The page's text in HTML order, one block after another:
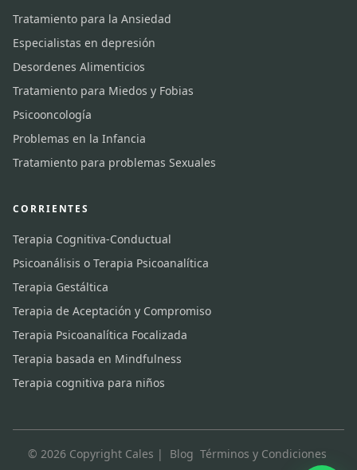
Tratamiento para la Ansiedad
Especialistas en depresión
Desordenes Alimenticios
Tratamiento para Miedos y Fobias
Psicooncología
Problemas en la Infancia
Tratamiento para problemas Sexuales
CORRIENTES
Terapia Cognitiva-Conductual
Psicoanálisis o Terapia Psicoanalítica
Terapia Gestáltica
Terapia de Aceptación y Compromiso
Terapia Psicoanalítica Focalizada
Terapia basada en Mindfulness
Terapia cognitiva para niños
© 2026 Copyright Cales | Blog Términos y Condiciones